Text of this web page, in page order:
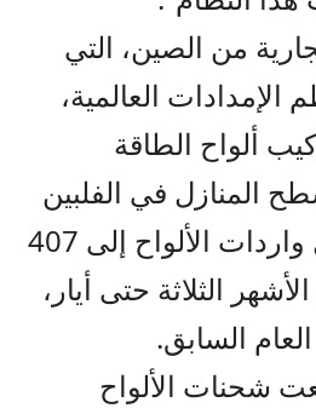
من الصين، التي
العالمية،
ألواح الطاقة
المنازل في الفلبين
تسببت في وصول واردات الألواح إلى 407
الثلاثة حتى أيار،
شحنات الألواح